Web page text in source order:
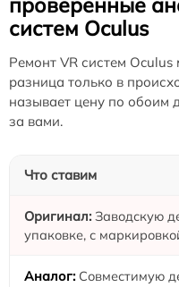
систем Oculus
Ремонт VR систем
разница только в
называет цену по обоим
за вами.
Что ставим
Заводскую
упаковке, с
Совместимую